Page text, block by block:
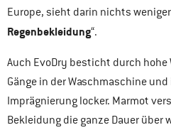
Europe, sieht darin nichts weniger
Regenbekleidung“.
Auch EvoDry besticht durch
Gänge in der Waschmaschine
Imprägnierung locker. Marmot
Bekleidung die ganze Dauer